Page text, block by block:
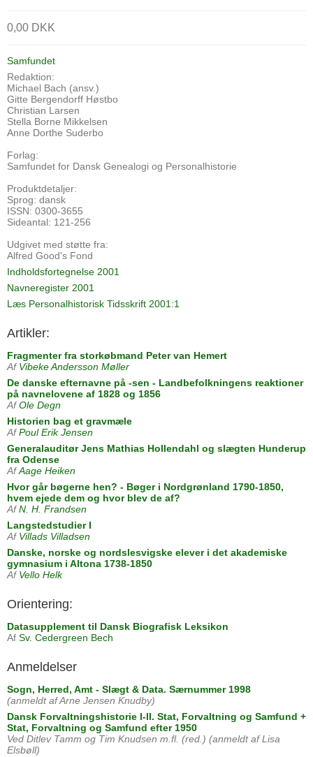
0,00 DKK
Samfundet
Redaktion:
Michael Bach (ansv.)
Gitte Bergendorff Høstbo
Christian Larsen
Stella Borne Mikkelsen
Anne Dorthe Suderbo
Forlag:
Samfundet for Dansk Genealogi og Personalhistorie
Produktdetaljer:
Sprog: dansk
ISSN: 0300-3655
Sideantal: 121-256
Udgivet med støtte fra:
Alfred Good's Fond
Indholdsfortegnelse 2001
Navneregister 2001
Læs Personalhistorisk Tidsskrift 2001:1
Artikler:
Fragmenter fra storkøbmand Peter van Hemert
Af Vibeke Andersson Møller
De danske efternavne på -sen - Landbefolkningens reaktioner
på navnelovene af 1828 og 1856
AfOle Degn
Historien bag et gravmæle
AfPoul Erik Jensen
Generalauditør Jens Mathias Hollendahl og slægten Hunderup
fra Odense
AfAage Heiken
Hvor går bøgerne hen? - Bøger i Nordgrønland 1790-1850,
hvem ejede dem og hvor blev de af?
AfN. H. Frandsen
Langstedstudier I
Af Villads Villadsen
Danske, norske og nordslesvigske elever i det akademiske
gymnasium i Altona 1738-1850
Af Vello Helk
Orientering:
Datasupplement til Dansk Biografisk Leksikon
Af Sv. Cedergreen Bech
Anmeldelser
Sogn, Herred, Amt - Slægt & Data. Særnummer 1998
(anmeldt af Arne Jensen Knudby)
Dansk Forvaltningshistorie I-II. Stat, Forvaltning og Samfund +
Stat, Forvaltning og Samfund efter 1950
Ved Ditlev Tamm og Tim Knudsen m.fl. (red.) (anmeldt af Lisa
Elsbøll)